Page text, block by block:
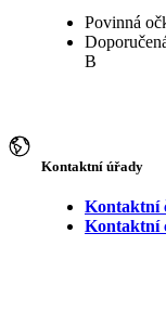
Povinná
B
Kontaktní úřady
Kontaktní
Kontaktní